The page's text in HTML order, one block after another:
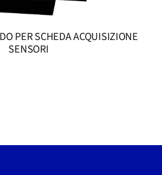
PER SCHEDA ACQUISIZIONE
SENSORI